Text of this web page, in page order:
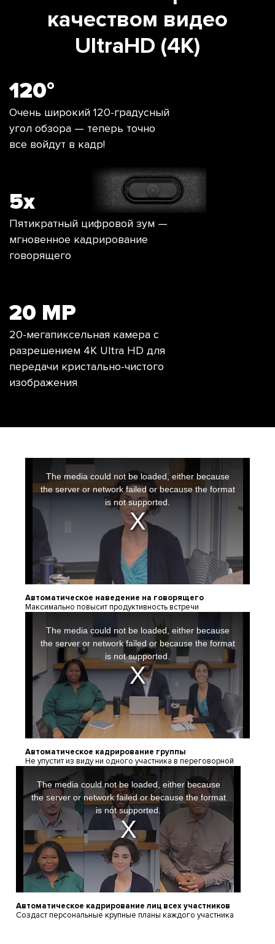
качеством видео
UltraHD (4K)
120°
Очень широкий 120-градусный
угол обзора — теперь точно
все войдут в кадр!
5х
Пятикратный цифровой зум —
мгновенное кадрирование
говорящего
20 MP
20-мегапиксельная камера с
разрешением 4K Ultra HD для
передачи кристально-чистого
изображения
window.
The media could not be loaded, either because
the server or network failed or because the format
is not supported.
Автоматическое наведение на говорящего
Максимально повысит продуктивность встречи
window.
The media could not be loaded, either because
the server or network failed or because the format
is not supported.
Автоматическое кадрирование группы
Не упустит из виду ни одного участника в переговорной
window.
The media could not be loaded, either because
the server or network failed or because the format
is not supported.
Автоматическое кадрирование лиц всех участников
Создаст персональные крупные планы каждого участника